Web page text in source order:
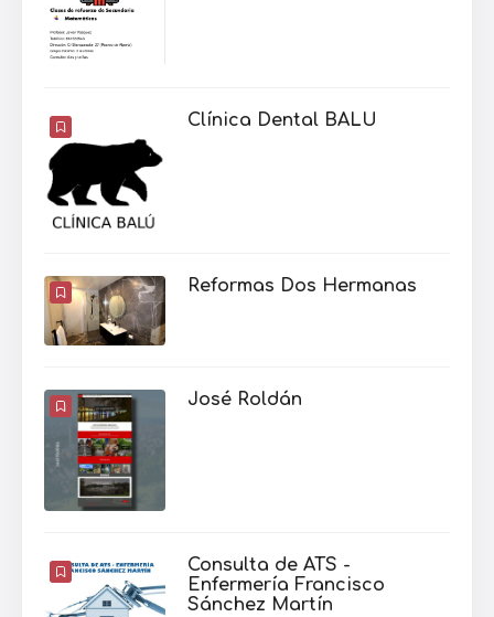
Clínica Dental BALU
Reformas Dos Hermanas
José Roldán
Consulta de ATS -
Enfermería Francisco
Sánchez Martín